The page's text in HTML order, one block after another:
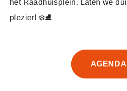
het Raadhuisplein. Laten we
plezier! ❄️⛸️
AGENDA